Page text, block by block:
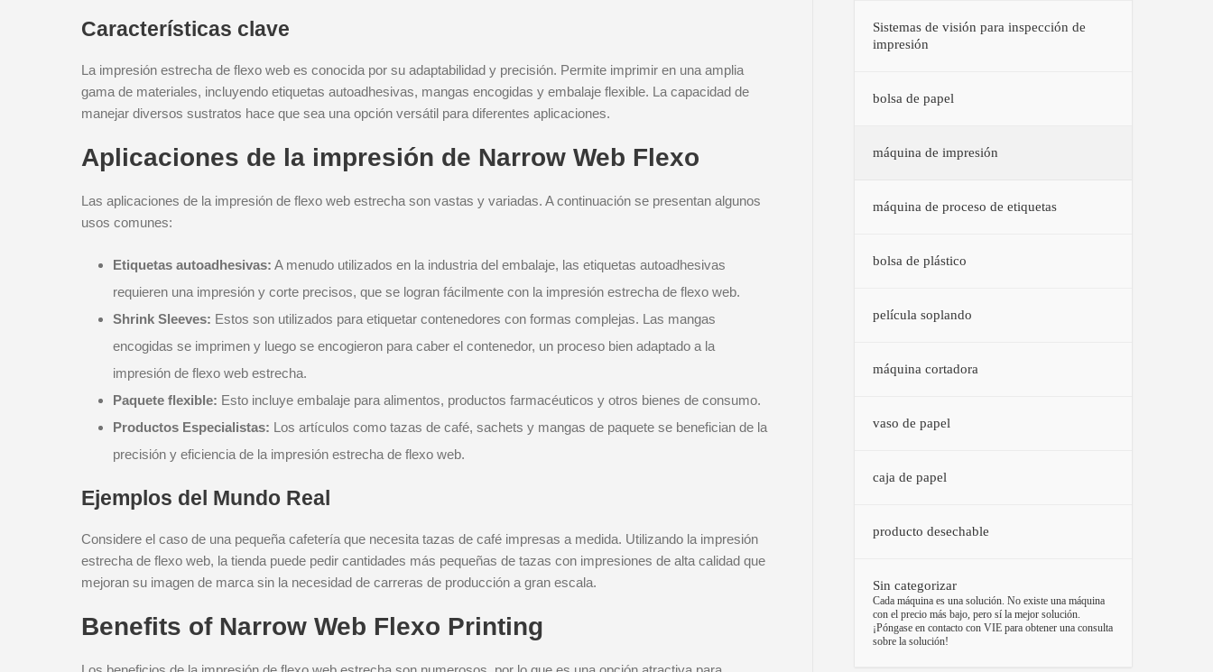
Características clave
La impresión estrecha de flexo web es conocida por su adaptabilidad y precisión. Permite imprimir en una amplia
gama de materiales, incluyendo etiquetas autoadhesivas, mangas encogidas y embalaje flexible. La capacidad de
manejar diversos sustratos hace que sea una opción versátil para diferentes aplicaciones.
Aplicaciones de la impresión de Narrow Web Flexo
Las aplicaciones de la impresión de flexo web estrecha son vastas y variadas. A continuación se presentan algunos
usos comunes:
Etiquetas autoadhesivas: A menudo utilizados en la industria del embalaje, las etiquetas autoadhesivas
requieren una impresión y corte precisos, que se logran fácilmente con la impresión estrecha de flexo web.
Shrink Sleeves: Estos son utilizados para etiquetar contenedores con formas complejas. Las mangas
encogidas se imprimen y luego se encogieron para caber el contenedor, un proceso bien adaptado a la
impresión de flexo web estrecha.
Paquete flexible: Esto incluye embalaje para alimentos, productos farmacéuticos y otros bienes de consumo.
Productos Especialistas: Los artículos como tazas de café, sachets y mangas de paquete se benefician de la
precisión y eficiencia de la impresión estrecha de flexo web.
Ejemplos del Mundo Real
Considere el caso de una pequeña cafetería que necesita tazas de café impresas a medida. Utilizando la impresión
estrecha de flexo web, la tienda puede pedir cantidades más pequeñas de tazas con impresiones de alta calidad que
mejoran su imagen de marca sin la necesidad de carreras de producción a gran escala.
Benefits of Narrow Web Flexo Printing
Sistemas de visión para inspección de
impresión
bolsa de papel
máquina de impresión
máquina de proceso de etiquetas
bolsa de plástico
película soplando
máquina cortadora
vaso de papel
caja de papel
producto desechable
Sin categorizar
–
Cada máquina es una solución. No existe una máquina
con el precio más bajo, pero sí la mejor solución.
¡Póngase en contacto con VIE para obtener una consulta
sobre la solución!